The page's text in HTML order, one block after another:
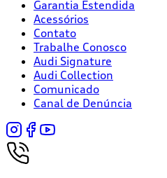
Garantia Estendida
Acessórios
Contato
Trabalhe Conosco
Audi Signature
Audi Collection
Comunicado
Canal de Denúncia